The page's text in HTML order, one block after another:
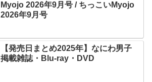
Myojo 2026年9月号 / ちっこいMyojo
2026年9月号
【発売日まとめ2025年】なにわ男子
掲載雑誌・Blu-ray・DVD